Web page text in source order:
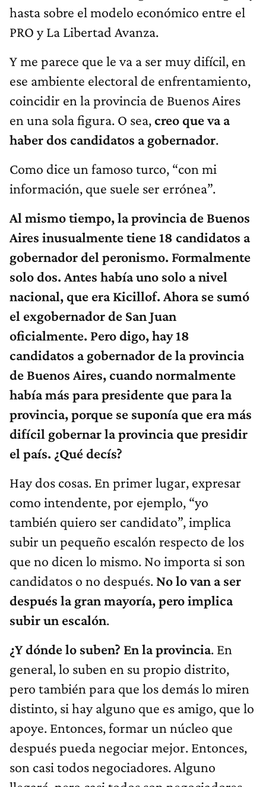
hasta sobre el modelo económico entre el
PRO y La Libertad Avanza.
Y me parece que le va a ser muy difícil, en
ese ambiente electoral de enfrentamiento,
coincidir en la provincia de Buenos Aires
en una sola figura. O sea,creo que va a
haber dos candidatos a gobernador.
Como dice un famoso turco, “con mi
información, que suele ser errónea”.
Al mismo tiempo, la provincia de Buenos
Aires inusualmente tiene 18 candidatos a
gobernador del peronismo. Formalmente
solo dos. Antes había uno solo a nivel
nacional, que era Kicillof. Ahora se sumó
el exgobernador de San Juan
oficialmente. Pero digo, hay 18
candidatos a gobernador de la provincia
de Buenos Aires, cuando normalmente
había más para presidente que para la
provincia, porque se suponía que era más
difícil gobernar la provincia que presidir
el país. ¿Qué decís?
Hay dos cosas. En primer lugar, expresar
como intendente, por ejemplo, “yo
también quiero ser candidato”, implica
subir un pequeño escalón respecto de los
que no dicen lo mismo. No importa si son
candidatos o no después. No lo van a ser
después la gran mayoría, pero implica
subir un escalón.
¿Y dónde lo suben? En la provincia. En
general, lo suben en su propio distrito,
pero también para que los demás lo miren
distinto, si hay alguno que es amigo, que lo
apoye. Entonces, formar un núcleo que
después pueda negociar mejor. Entonces,
son casi todos negociadores. Alguno